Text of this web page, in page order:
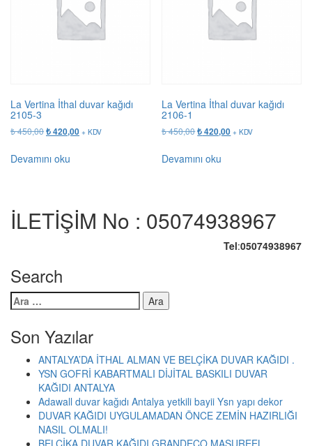
La Vertina İthal duvar kağıdı
2105-3
₺450,00Orijinal
₺ 450,00.
₺420,00Şu
+ KDV
Devamını oku
La Vertina İthal duvar kağıdı
2106-1
₺450,00Orijinal
₺ 450,00.
₺420,00Şu
+ KDV
Devamını oku
İLETİŞİM No : 05074938967
Tel:05074938967
Search
Arama:
Son Yazılar
ANTALYA’DA İTHAL ALMAN VE BELÇİKA DUVAR KAĞIDI .
YSN GOFRİ KABARTMALI DİJİTAL BASKILI DUVAR
KAĞIDI ANTALYA
Adawall duvar kağıdı Antalya yetkili bayii Ysn yapı dekor
DUVAR KAĞIDI UYGULAMADAN ÖNCE ZEMİN HAZIRLIĞI
NASIL OLMALI!
BELÇİKA DUVAR KAĞIDI GRANDECO MASUREEL